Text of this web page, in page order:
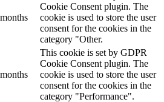
Cookie Consent plugin. The
cookie is used to store the user
consent for the cookies in the
category "Other.
This cookie is set by GDPR
Cookie Consent plugin. The
cookie is used to store the user
consent for the cookies in the
category "Performance".